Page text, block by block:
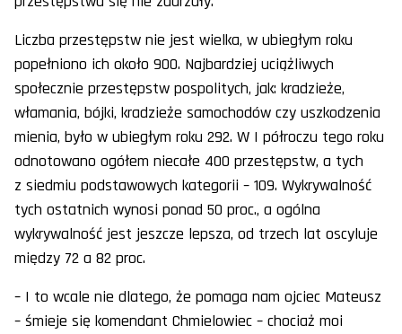
Liczba przestępstw nie jest wielka, w ubiegłym roku
popełniono ich około 900. Najbardziej uciążliwych
społecznie przestępstw pospolitych, jak: kradzieże,
włamania, bójki, kradzieże samochodów czy uszkodzenia
mienia, było w ubiegłym roku 292. W I półroczu tego roku
odnotowano ogółem niecałe 400 przestępstw, a tych
z siedmiu podstawowych kategorii – 109. Wykrywalność
tych ostatnich wynosi ponad 50 proc., a ogólna
wykrywalność jest jeszcze lepsza, od trzech lat oscyluje
między 72 a 82 proc.
– I to wcale nie dlatego, że pomaga nam ojciec Mateusz
– śmieje się komendant Chmielowiec – chociaż moi